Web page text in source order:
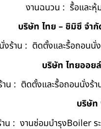
งานฉนวน : รื้อและหุ้
บริษัท ไทย – ชิมิซึ จำ
งร้าน : ติดตั้งและรื้อถอนนั่
บริษัท ไทยออย
น : ติดตั้งและรื้อถอนนั่งร้
บริษัท
น : งานซ่อมบำรุงBoiler